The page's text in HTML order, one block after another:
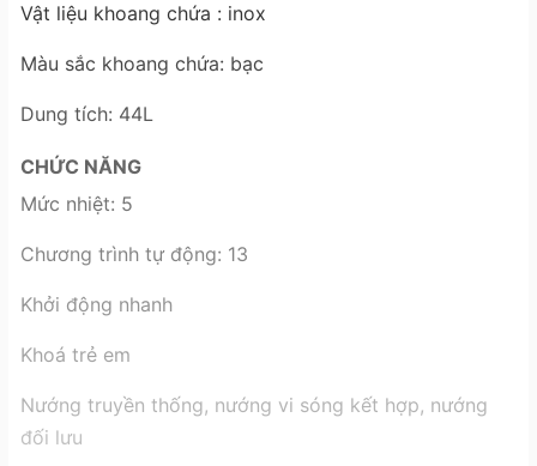
Vật liệu khoang chứa : inox
Màu sắc khoang chứa: bạc
Dung tích: 44L
CHỨC NĂNG
Mức nhiệt: 5
Chương trình tự động: 13
Khởi động nhanh
Khoá trẻ em
Nướng truyền thống, nướng vi sóng kết hợp, nướng
đối lưu